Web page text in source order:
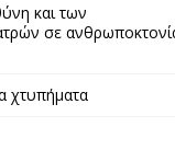
και των
σε
χτυπήματα